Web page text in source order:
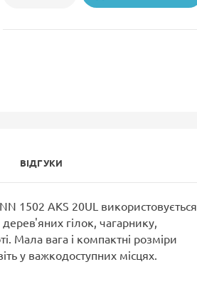
ВІДГУКИ
1502 AKS 20UL використовується
гілок, чагарнику,
Мала вага і компактні розміри
у важкодоступних місцях.